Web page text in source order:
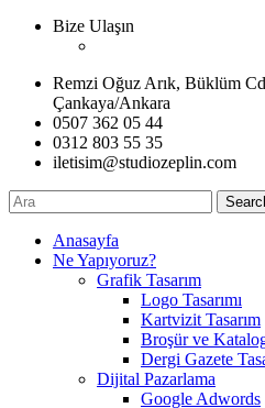
Bize Ulaşın
Remzi Oğuz Arık, Büklüm
Çankaya/Ankara
0507 362 05 44
0312 803 55 35
iletisim@studiozeplin.com
Anasayfa
Ne Yapıyoruz?
Grafik Tasarım
Logo Tasarımı
Kartvizit Tasarım
Broşür ve
Dergi Gazete
Dijital Pazarlama
Google Adwords